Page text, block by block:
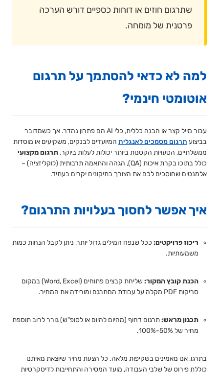
שתרגום חוזים או דוחות כספיים דורש הערכה
פרטנית של מומחה.
למה לא כדאי להסתמך על תרגום
אוטומטי חינמי?
עבור מייל קצר או הבנה כללית, כלי AI הם פתרון נהדר. אך כשמדובר
בביצוע תרגום מסמכים לאנגלית המיועדים לבנקים, משקיעים או מוסדות
ממשלתיים, הטעויות הקטנות ביותר יכולות לעלות ביוקר. תרגום מקצועי
כולל בתוכו בקרת איכות (QA), הגהה והתאמה תרבותית (לוקליזציה) –
אלמנטים שחוסכים לכם את הצורך בתיקונים יקרים בעתיד.
איך אפשר לחסוך בעלויות התרגום?
ריכוז פרויקטים: ככל שנפח המילים גדול יותר, ניתן לקבל הנחות כמות
משמעותיות.
הכנת קובץ המקור:
שליחת קבצים פתוחים (Word, Excel) במקום
סריקות PDF מקלה על עבודת המתרגם ומורידה את המחיר.
תכנון מראש:תרגום דחוף (מהיום להיום או לסופ"ש) גורר לרוב תוספת
מחיר של 50%-100%.
בתרגו, אנו מאמינים בשקיפות מלאה. כל הצעת מחיר שיוצאת מאיתנו
כוללת פירוט של שלבי העבודה, מועד המסירה והתחייבות לדיסקרטיות